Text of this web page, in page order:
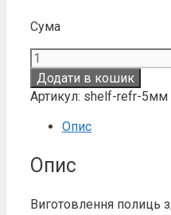
Сума
Полиця
скляна
посилена
5мм
кількість
Додати в кошик
Артикул: shelf-refr-5мм
Опис
Опис
Виготовлення полиць